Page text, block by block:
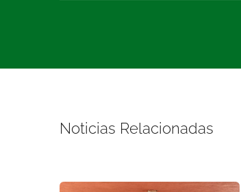
Noticias Relacionadas